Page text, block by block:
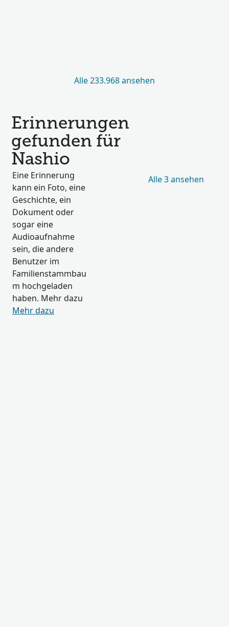
Alle 233.968 ansehen
Erinnerungen
gefunden für
Nashio
Eine Erinnerung
kann ein Foto, eine
Geschichte, ein
Dokument oder
sogar eine
Audioaufnahme
sein, die andere
Benutzer im
Familienstammbau
m hochgeladen
haben. Mehr dazu
Mehr dazu
Alle 3 ansehen